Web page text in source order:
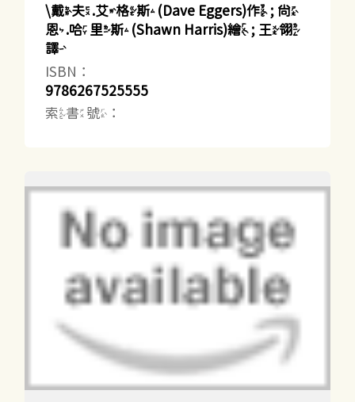
\戴夫.艾格斯(Dave Eggers)作 ; 尚
恩.哈里斯(Shawn Harris)繪 ; 王翎
譯
ISBN：
9786267525555
索書號：